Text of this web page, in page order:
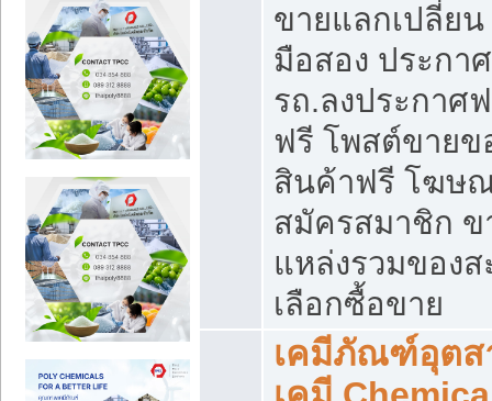
ขายแลกเปลี่ย
มือสอง ประกา
รถ.ลงประกาศ
ฟรี โพสต์ขาย
สินค้าฟรี โฆษ
สมัครสมาชิก ข
แหล่งรวมของ
เลือกซื้อขาย
เคมีภัณฑ์อุตส